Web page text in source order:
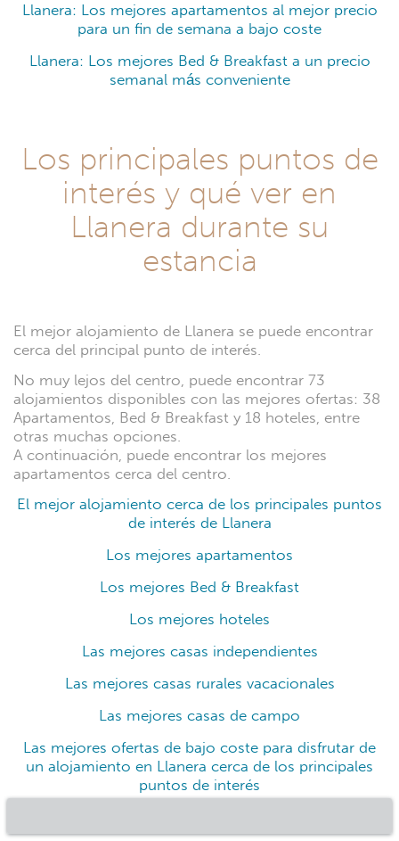
Llanera: Los mejores apartamentos al mejor precio
para un fin de semana a bajo coste
Llanera: Los mejores Bed & Breakfast a un precio
semanal más conveniente
Los principales puntos de
interés y qué ver en
Llanera durante su
estancia
El mejor alojamiento de Llanera se puede encontrar
cerca del principal punto de interés.
No muy lejos del centro, puede encontrar 73
alojamientos disponibles con las mejores ofertas: 38
Apartamentos, Bed & Breakfast y 18 hoteles, entre
otras muchas opciones.
A continuación, puede encontrar los mejores
apartamentos cerca del centro.
El mejor alojamiento cerca de los principales puntos
de interés de Llanera
Los mejores apartamentos
Los mejores Bed & Breakfast
Los mejores hoteles
Las mejores casas independientes
Las mejores casas rurales vacacionales
Las mejores casas de campo
Las mejores ofertas de bajo coste para disfrutar de
un alojamiento en Llanera cerca de los principales
puntos de interés